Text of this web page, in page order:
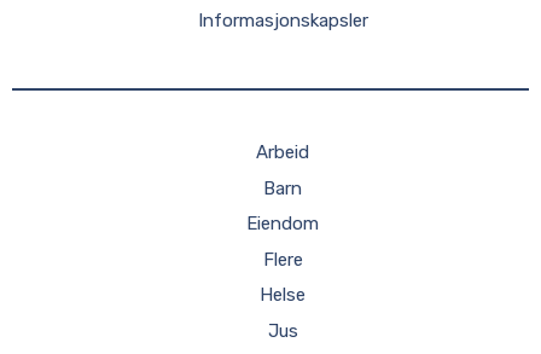
Informasjonskapsler
Arbeid
Barn
Eiendom
Flere
Helse
Jus